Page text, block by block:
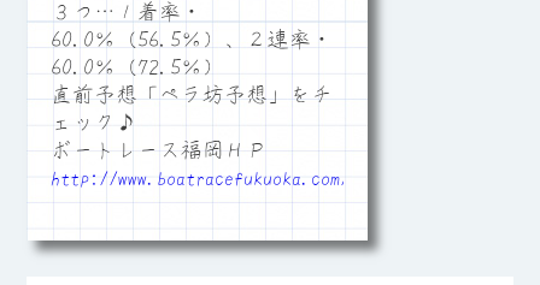
３つ…１着率・
60.0％（56.5％）、２連率・
60.0％（72.5％）
直前予想「ペラ坊予想」をチ
ェック♪
ボートレース福岡ＨＰ
http://www.boatracefukuoka.com/